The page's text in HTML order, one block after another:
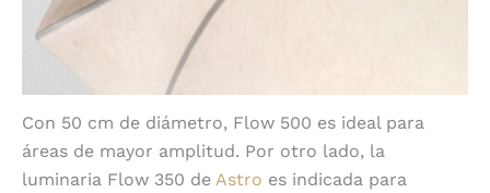
Con 50 cm de diámetro, Flow 500 es ideal para
áreas de mayor amplitud. Por otro lado, la
luminaria Flow 350 de Astro es indicada para